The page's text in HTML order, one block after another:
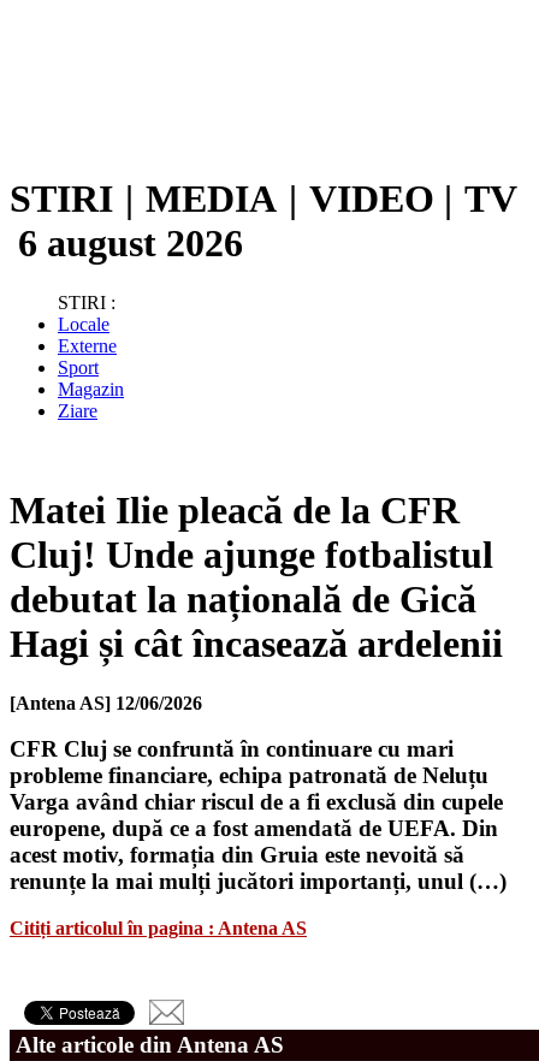
STIRI | MEDIA | VIDEO | TV
6 august 2026
STIRI :
Locale
Externe
Sport
Magazin
Ziare
Matei Ilie pleacă de la CFR
Cluj! Unde ajunge fotbalistul
debutat la națională de Gică
Hagi și cât încasează ardelenii
[Antena AS] 12/06/2026
CFR Cluj se confruntă în continuare cu mari
probleme financiare, echipa patronată de Neluțu
Varga având chiar riscul de a fi exclusă din cupele
europene, după ce a fost amendată de UEFA. Din
acest motiv, formația din Gruia este nevoită să
renunțe la mai mulți jucători importanți, unul (…)
Citiți articolul în pagina : Antena AS
Alte articole din Antena AS